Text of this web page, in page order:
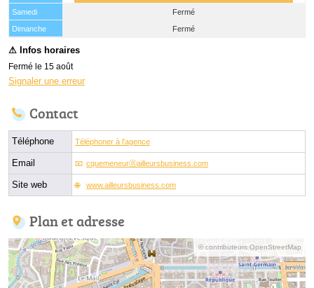
Samedi
(15 août)
Fermé
Dimanche
Fermé
Fermé le 15 août
Signaler une erreur
Contact
Téléphone Téléphoner à l'agence
Email cquemeneurⓐailleursbusiness.com
Site web www.ailleursbusiness.com
Plan et adresse
© contributeurs OpenStreetMap